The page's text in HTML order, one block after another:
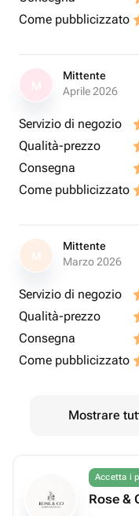
Come pubblicizzato
Mittente
Aprile 2026
Servizio di negozio
Qualità-prezzo
Consegna
Come pubblicizzato
M
Mittente
Marzo 2026
Servizio di negozio
Qualità-prezzo
Consegna
Come pubblicizzato
Mostrare
Accetta i
Rose &